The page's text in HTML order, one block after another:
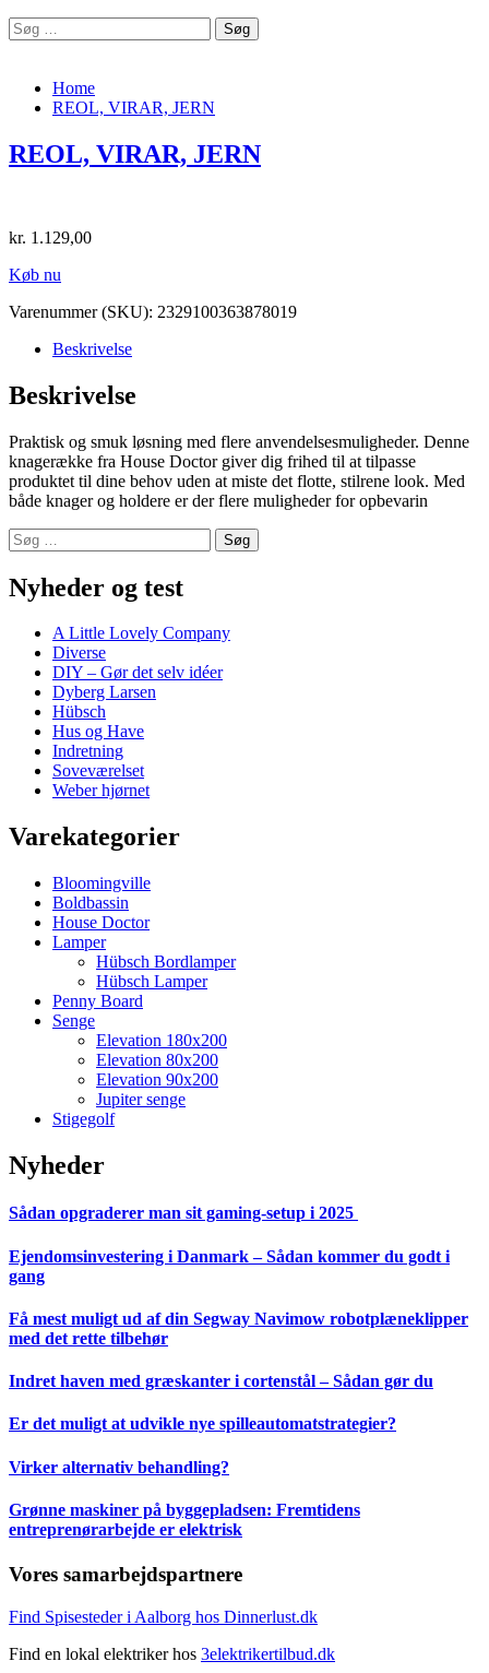
Søg
efter:
Home
REOL, VIRAR, JERN
REOL, VIRAR, JERN
kr. 1.129,00
Køb nu
Varenummer (SKU): 2329100363878019
Beskrivelse
Beskrivelse
Praktisk og smuk løsning med flere anvendelsesmuligheder. Denne
knagerække fra House Doctor giver dig frihed til at tilpasse
produktet til dine behov uden at miste det flotte, stilrene look. Med
både knager og holdere er der flere muligheder for opbevarin
Søg
efter:
Nyheder og test
A Little Lovely Company
Diverse
DIY – Gør det selv idéer
Dyberg Larsen
Hübsch
Hus og Have
Indretning
Soveværelset
Weber hjørnet
Varekategorier
Bloomingville
Boldbassin
House Doctor
Lamper
Hübsch Bordlamper
Hübsch Lamper
Penny Board
Senge
Elevation 180x200
Elevation 80x200
Elevation 90x200
Jupiter senge
Stigegolf
Nyheder
Sådan opgraderer man sit gaming-setup i 2025
Ejendomsinvestering i Danmark – Sådan kommer du godt i
gang
Få mest muligt ud af din Segway Navimow robotplæneklipper
med det rette tilbehør
Indret haven med græskanter i cortenstål – Sådan gør du
Er det muligt at udvikle nye spilleautomatstrategier?
Virker alternativ behandling?
Grønne maskiner på byggepladsen: Fremtidens
entreprenørarbejde er elektrisk
Vores samarbejdspartnere
Find Spisesteder i Aalborg hos Dinnerlust.dk
Find en lokal elektriker hos 3elektrikertilbud.dk